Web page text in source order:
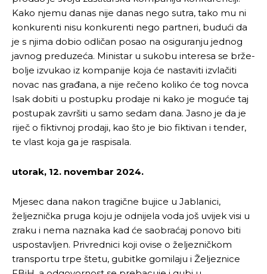
Kako njemu danas nije danas nego sutra, tako mu ni
konkurenti nisu konkurenti nego partneri, budući da
je s njima dobio odličan posao na osiguranju jednog
javnog preduzeća. Ministar u sukobu interesa se brže-
bolje izvukao iz kompanije koja će nastaviti izvlačiti
novac nas građana, a nije rečeno koliko će tog novca
Isak dobiti u postupku prodaje ni kako je moguće taj
postupak završiti u samo sedam dana. Jasno je da je
riječ o fiktivnoj prodaji, kao što je bio fiktivan i tender,
te vlast koja ga je raspisala.
utorak, 12. novembar 2024.
Mjesec dana nakon tragične bujice u Jablanici,
željeznička pruga koju je odnijela voda još uvijek visi u
zraku i nema naznaka kad će saobraćaj ponovo biti
uspostavljen. Privrednici koji ovise o željezničkom
transportu trpe štetu, gubitke gomilaju i Željeznice